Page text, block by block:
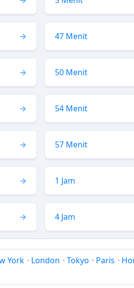
47 Menit
50 Menit
54 Menit
57 Menit
1 Jam
4 Jam
York · London · Tokyo · Paris ·